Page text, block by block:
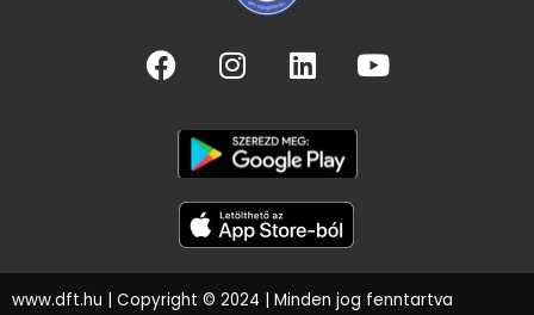
www.dft.hu | Copyright © 2024 | Minden jog fenntartva